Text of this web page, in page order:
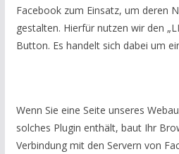
Facebook zum Einsatz, um deren
gestalten. Hierfür nutzen wir den
Button. Es handelt sich dabei um
Wenn Sie eine Seite unseres
solches Plugin enthält, baut Ihr
Verbindung mit den Servern von